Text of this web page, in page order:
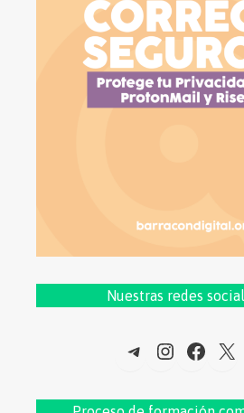
Nuestras redes
Telegram